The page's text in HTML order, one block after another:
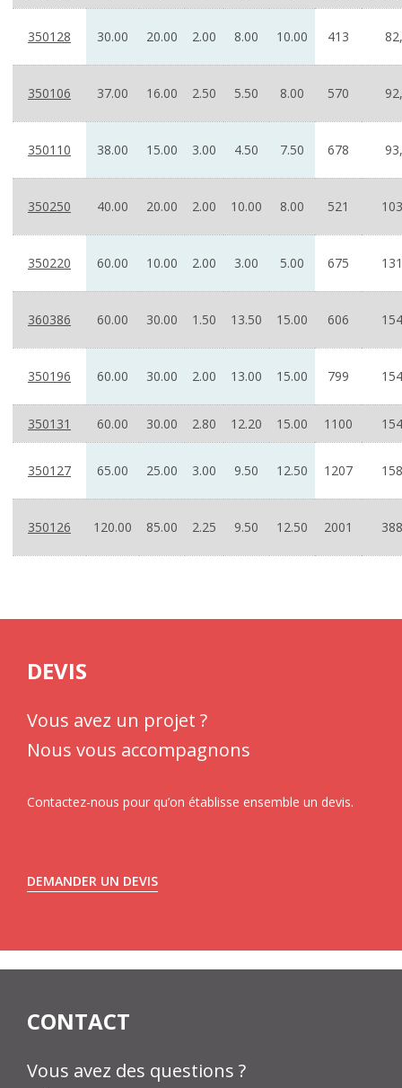
350128 30.00 20.00 2.00 8.00 10.00 413
350106 37.00 16.00 2.50 5.50 8.00 570
350110 38.00 15.00 3.00 4.50 7.50 678
350250 40.00 20.00 2.00 10.00 8.00 521
350220 60.00 10.00 2.00 3.00 5.00 675
360386 60.00 30.00 1.50 13.50 15.00 606
350196 60.00 30.00 2.00 13.00 15.00 799
350131 60.00 30.00 2.80 12.20 15.00 1100
350127 65.00 25.00 3.00 9.50 12.50 1207
350126 120.00 85.00 2.25 9.50 12.50 2001
DEVIS
Vous avez un projet ?
Nous vous accompagnons
Contactez-nous pour qu’on établisse ensemble un devis.
DEMANDER UN DEVIS
CONTACT
Vous avez des questions ?